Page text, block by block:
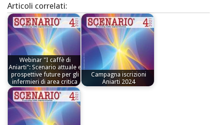
Articoli correlati:
Webinar "I caffè di
Aniarti": Scenario attuale e
prospettive future per gli
infermieri di area critica
Campagna iscrizioni
Aniarti 2024